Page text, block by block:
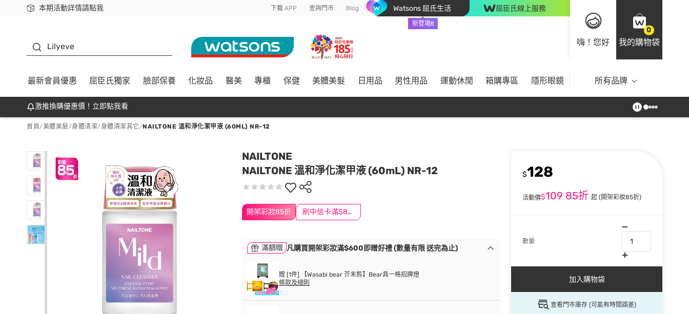
本期活動詳情請點我
下載app最高回饋$350 下載 APP 查詢門市 Blog Watsons 屈氏生活
新登場!!
屈臣氏線上服務
嗨！您好
0
我的購物袋
Lilyeve
最新會員優惠 屈臣氏獨家 臉部保養 化妝品 醫美 專櫃 保健 美體美髮 日用品 男性用品 運動休閒 箱購專區 隱形眼鏡 所有品牌
激推換購優惠價！立即點我看
首頁/美體美髮/身體清潔/身體清潔其它/NAILTONE 溫和淨化潔甲液 (60ML) NR-12
NAILTONE
NAILTONE 溫和淨化潔甲液 (60mL) NR-12
開架彩妝85折 刷中信卡滿$888送3萬點
$128
活動價$109 85折 起 (開架彩妝85折)
數量
加入購物袋
查看門市庫存 (可能有時間誤差)
滿額贈 凡購買開架彩妝滿$600即贈好禮 (數量有限 送完為止)
贈 [1件] 【Wasabi bear 芥末熊】Bear具一格招牌燈
條款及細則